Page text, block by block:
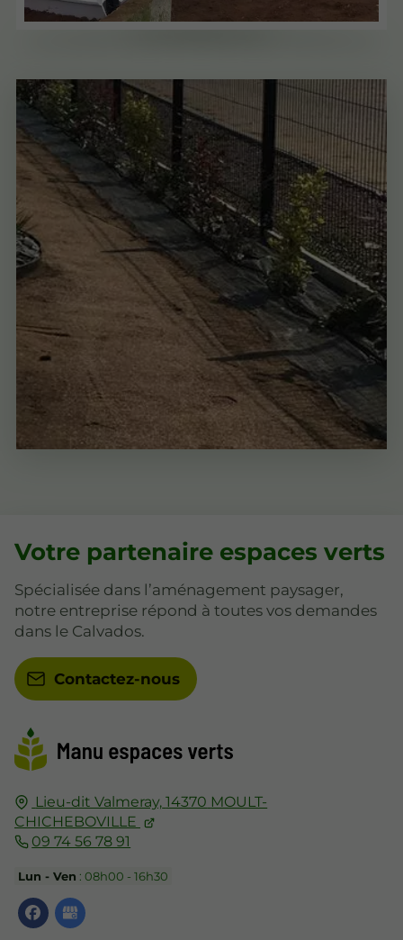
Lieu-dit Valmeray, 14370 MOULT-
CHICHEBOVILLE
09 74 56 78 91
Lun - Ven : 08h00 - 16h30
Votre partenaire espaces verts
Spécialisée dans l’aménagement paysager,
notre entreprise répond à toutes vos demandes
dans le Calvados.
Contactez-nous